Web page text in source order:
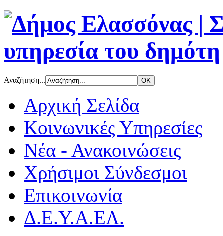
Αναζήτηση...
Αρχική Σελίδα
Κοινωνικές Υπηρεσίες
Νέα - Ανακοινώσεις
Χρήσιμοι Σύνδεσμοι
Επικοινωνία
Δ.Ε.Υ.Α.ΕΛ.